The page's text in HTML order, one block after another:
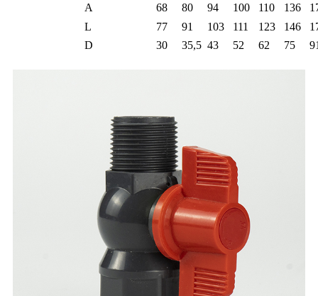
A
68 80 94 100 110 136
L
77 91 103 111 123 146
D
30 35,5 43 52 62 75